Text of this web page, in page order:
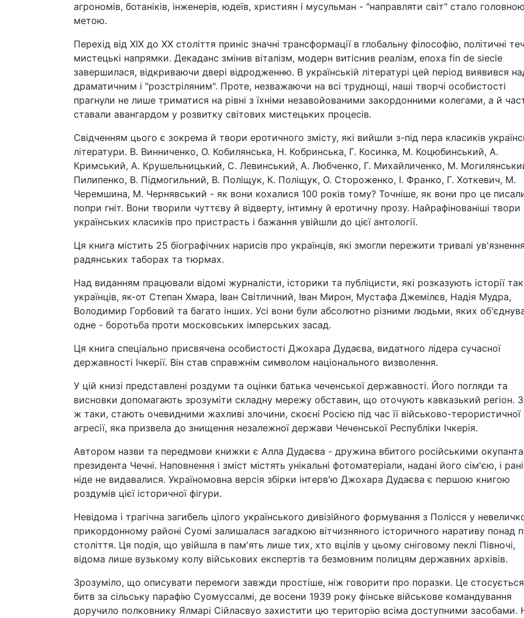
агрономів, ботаніків, інженерів, юдеїв, християн і мусульман - "направляти світ" стало головною
метою.
Перехід від ХІХ до ХХ століття приніс значні трансформації в глобальну філософію, політичні
мистецькі напрямки. Декаданс змінив віталізм, модерн витіснив реалізм, епоха fin de siecle
завершилася, відкриваючи двері відродженню. В українській літературі цей період виявився
драматичним і "розстріляним". Проте, незважаючи на всі труднощі, наші творчі особистості
прагнули не лише триматися на рівні з їхніми незавойованими закордонними колегами, а й
ставали авангардом у розвитку світових мистецьких процесів.
Свідченням цього є зокрема й твори еротичного змісту, які вийшли з-під пера класиків
літератури. В. Винниченко, О. Кобилянська, Н. Кобринська, Г. Косинка, М. Коцюбинський, А.
Кримський, А. Крушельницький, С. Левинський, А. Любченко, Г. Михайличенко, М.
Пилипенко, В. Підмогильний, В. Поліщук, К. Поліщук, О. Стороженко, І. Франко, Г. Хоткевич, М.
Черемшина, М. Чернявський - як вони кохалися 100 років тому? Точніше, як вони про це
попри гніт. Вони творили чуттєву й відверту, інтимну й еротичну прозу. Найрафінованіші твори
українських класиків про пристрасть і бажання увійшли до цієї антології.
Ця книга містить 25 біографічних нарисів про українців, які змогли пережити тривалі
радянських таборах та тюрмах.
Над виданням працювали відомі журналісти, історики та публіцисти, які розказують історії
українців, як-от Степан Хмара, Іван Світличний, Іван Мирон, Мустафа Джемілєв, Надія Мудра,
Володимир Горбовий та багато інших. Усі вони були абсолютно різними людьми, яких
одне - боротьба проти московських імперських засад.
Ця книга спеціально присвячена особистості Джохара Дудаєва, видатного лідера сучасної
державності Ічкерії. Він став справжнім символом національного визволення.
У цій книзі представлені роздуми та оцінки батька чеченської державності. Його погляди та
висновки допомагають зрозуміти складну мережу обставин, що оточують кавказький регіон.
ж таки, стають очевидними жахливі злочини, скоєні Росією під час її військово-терористичної
агресії, яка призвела до знищення незалежної держави Чеченської Республіки Ічкерія.
Автором назви та передмови книжки є Алла Дудаєва - дружина вбитого російськими
президента Чечні. Наповнення і зміст містять унікальні фотоматеріали, надані його сім'єю, і
ніде не видавалися. Україномовна версія збірки інтерв'ю Джохара Дудаєва є першою книгою
роздумів цієї історичної фігури.
Невідома і трагічна загибель цілого українського дивізійного формування з Полісся у
прикордонному районі Суомі залишалася загадкою вітчизняного історичного наративу понад
століття. Ця подія, що увійшла в пам'ять лише тих, хто вцілів у цьому сніговому пеклі Півночі,
відома лише вузькому колу військових експертів та безмовним полицям державних архівів.
Зрозуміло, що описувати перемоги завжди простіше, ніж говорити про поразки. Це стосується
битв за сільську парафію Суомуссалмі, де восени 1939 року фінське військове командування
доручило полковнику Ялмарі Сійласвуо захистити цю територію всіма доступними засобами.